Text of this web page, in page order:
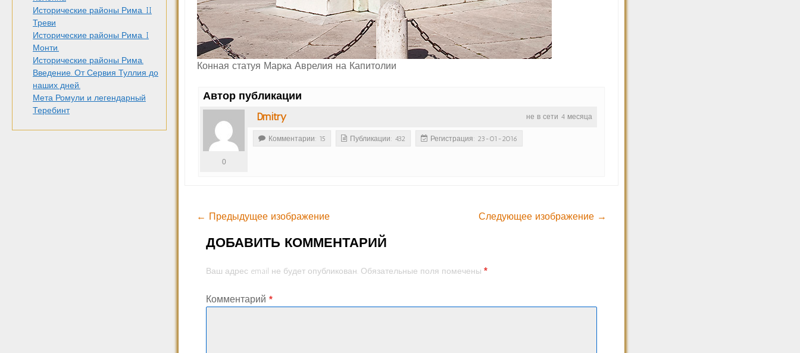
Исторические районы Рима. II
Треви
Исторические районы Рима. I
Монти.
Исторические районы Рима.
Введение. От Сервия Туллия до
наших дней.
Мета Ромули и легендарный
Теребинт
Конная статуя Марка Аврелия на Капитолии
Автор публикации
не в сети 4 месяца
Dmitry
0
Комментарии: 15 Публикации: 432 Регистрация: 23-01-2016
← Предыдущее изображение Следующее изображение →
ДОБАВИТЬ КОММЕНТАРИЙ
Ваш адрес email не будет опубликован. Обязательные поля помечены*
Комментарий*